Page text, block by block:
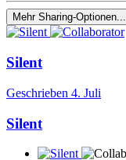
Mehr Sharing-Optionen...
Silent
Geschrieben 4. Juli
Silent